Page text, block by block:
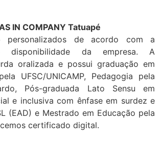
IN COMPANY Tatuapé
personalizados de acordo com a
disponibilidade da empresa. A
oralizada e possui graduação em
UFSC/UNICAMP, Pedagogia pela
Pós-graduada Lato Sensu em
e inclusiva com ênfase em surdez e
(EAD) e Mestrado em Educação pela
certificado digital.